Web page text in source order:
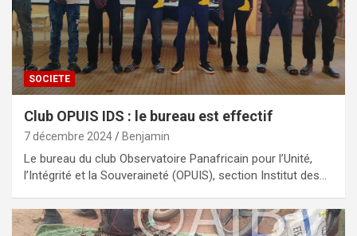
SOCIETE
Club OPUIS IDS : le bureau est effectif
7 décembre 2024 Benjamin
Le bureau du club Observatoire Panafricain pour l’Unité,
l’Intégrité et la Souveraineté (OPUIS), section Institut des…